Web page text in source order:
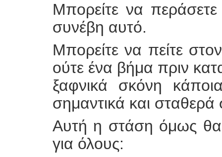
Μπορείτε να
συνέβη αυτό.
Μπορείτε να πείτε
ούτε ένα βήμα πριν
ξαφνικά σκόνη
σημαντικά και
Αυτή η στάση όμως θα
για όλους: